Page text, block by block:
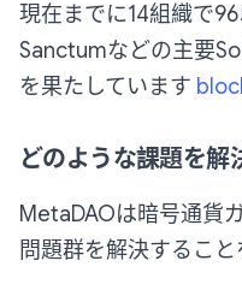
現在までに14組織で
Sanctumなどの主要
を果たしています
どのような課題を解
MetaDAOは暗号通貨
問題群を解決すること